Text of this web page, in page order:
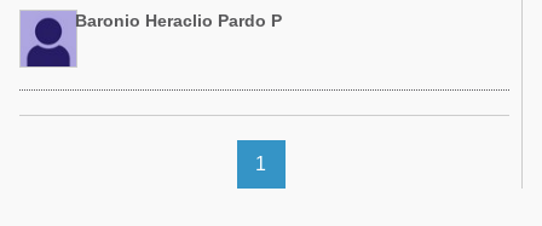
Acuacultura
Micotoxinas
Avicultura
Comunidades en portugués
Avicultura
Baronio Heraclio Pardo P
1